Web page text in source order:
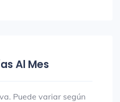
Al Mes
Puede variar según